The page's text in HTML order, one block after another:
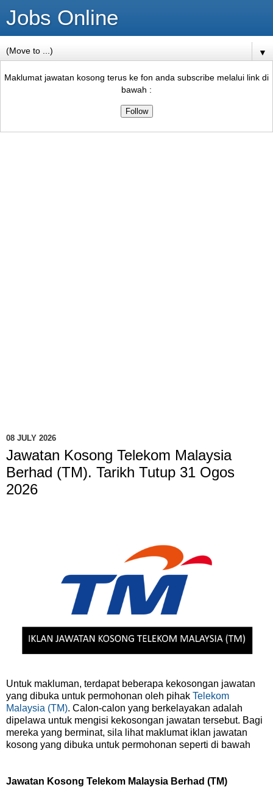
Jobs Online
▼
Maklumat jawatan kosong terus ke fon anda subscribe melalui link di
bawah :
08 JULY 2026
Jawatan Kosong Telekom Malaysia
Berhad (TM). Tarikh Tutup 31 Ogos
2026
Untuk makluman, terdapat beberapa kekosongan jawatan
yang dibuka untuk permohonan oleh pihak Telekom
Malaysia (TM). Calon-calon yang berkelayakan adalah
dipelawa untuk mengisi kekosongan jawatan tersebut. Bagi
mereka yang berminat, sila lihat maklumat iklan jawatan
kosong yang dibuka untuk permohonan seperti di bawah
Jawatan Kosong Telekom Malaysia Berhad (TM)